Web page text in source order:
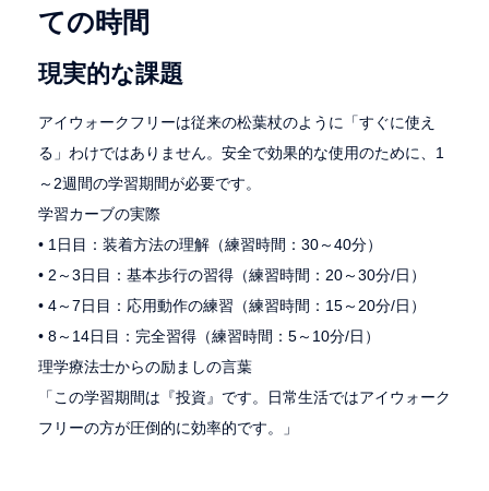
ての時間
現実的な課題
アイウォークフリーは従来の松葉杖のように「すぐに使え
る」わけではありません。安全で効果的な使用のために、1
～2週間の学習期間が必要です。
学習カーブの実際
• 1日目：装着方法の理解（練習時間：30～40分）
• 2～3日目：基本歩行の習得（練習時間：20～30分/日）
• 4～7日目：応用動作の練習（練習時間：15～20分/日）
• 8～14日目：完全習得（練習時間：5～10分/日）
理学療法士からの励ましの言葉
「この学習期間は『投資』です。日常生活ではアイウォーク
フリーの方が圧倒的に効率的です。」